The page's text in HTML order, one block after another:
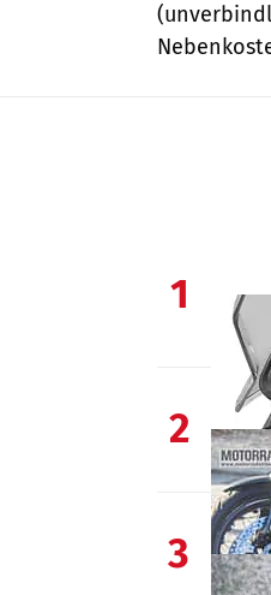
1
2
3